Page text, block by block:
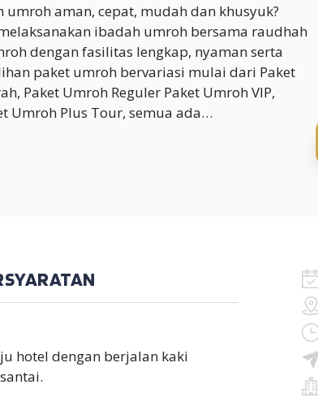
umroh aman, cepat, mudah dan khusyuk?
ibadah umroh bersama raudhah
dengan fasilitas lengkap, nyaman serta
paket umroh bervariasi mulai dari Paket
Paket Umroh Reguler Paket Umroh VIP,
Umroh Plus Tour, semua ada…
hotel dengan berjalan kaki